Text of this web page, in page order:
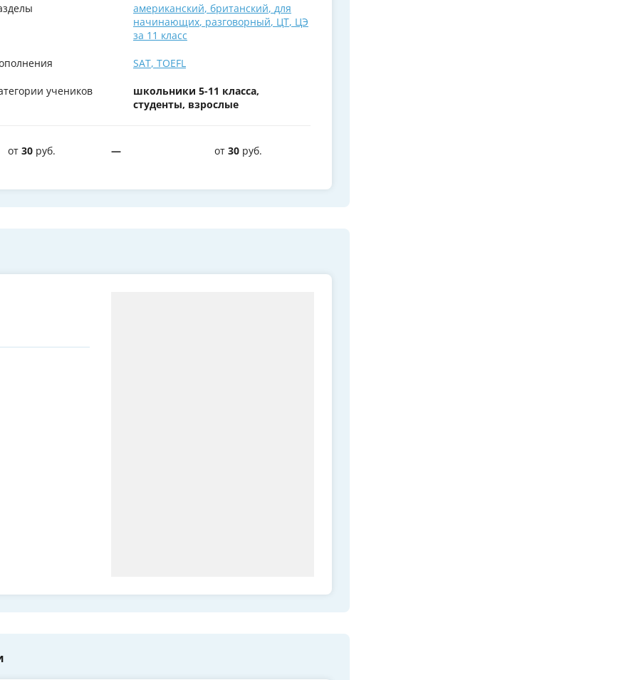
американский, британский, для
начинающих, разговорный, ЦТ, ЦЭ
за 11 класс
SAT, TOEFL
учеников
школьники 5-11 класса,
студенты, взрослые
от 30 руб. — от 30 руб.